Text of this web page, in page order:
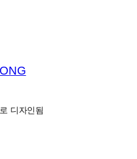
디자인됨